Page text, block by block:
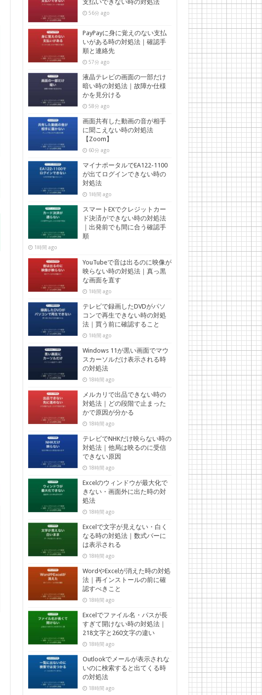
支払いできない時の対処法
56分 ago
PayPayに身に覚えのない支払
いがある時の対処法｜確認手
順と連絡先
57分 ago
液晶テレビの画面の一部だけ
暗い時の対処法｜故障か仕様
かを見分ける
58分 ago
画面共有した動画の音が相手
に聞こえない時の対処法
【Zoom】
60分 ago
マイナポータルでEA122-1100
が出てログインできない時の
対処法
1時間 ago
スマートEXでクレジットカー
ド決済ができない時の対処法
｜出発前でも間に合う確認手
順
1時間 ago
YouTubeで音は出るのに映像が
映らない時の対処法｜真っ黒
な画面を直す
1時間 ago
テレビで録画したDVDがパソ
コンで再生できない時の対処
法｜買う前に確認すること
1時間 ago
Windows 11が黒い画面でマウ
スカーソルだけ表示される時
の対処法
18時間 ago
メルカリで出品できない時の
対処法｜どの段階で止まった
かで原因が分かる
18時間 ago
テレビでNHKだけ映らない時の
対処法｜他局は映るのに受信
できない原因
18時間 ago
Excelのウィンドウが最大化で
きない・画面外に出た時の対
処法
18時間 ago
Excelで文字が見えない・白く
なる時の対処法｜数式バーに
は表示される
18時間 ago
WordやExcelが消えた時の対処
法｜再インストールの前に確
認すべきこと
18時間 ago
Excelでファイル名・パスが長
すぎて開けない時の対処法｜
218文字と260文字の違い
18時間 ago
Outlookでメールが表示されな
いのに検索すると出てくる時
の対処法
18時間 ago